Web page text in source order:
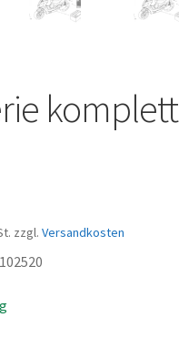
komplett
zzgl. Versandkosten